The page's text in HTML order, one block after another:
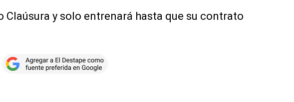
y solo entrenará hasta que su contrato